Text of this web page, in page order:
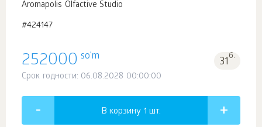
Aromapolis Olfactive Studio
#424147
252000 so'm 31б.
Срок годности: 06.08.2028 00:00:00
В корзину 1 шт.